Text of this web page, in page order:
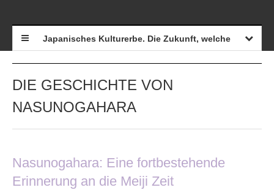
Japanisches Kulturerbe. Die Zukunft, welche der Adel
DIE GESCHICHTE VON
NASUNOGAHARA
Nasunogahara: Eine fortbestehende
Erinnerung an die Meiji Zeit